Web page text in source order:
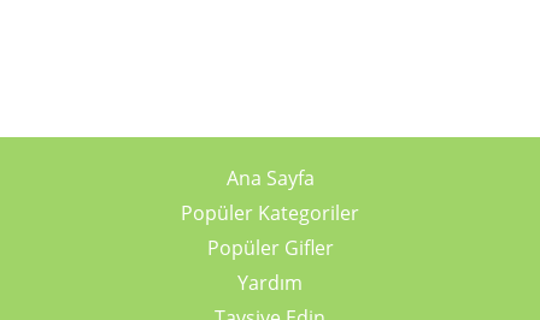
Ana Sayfa
Popüler Kategoriler
Popüler Gifler
Yardım